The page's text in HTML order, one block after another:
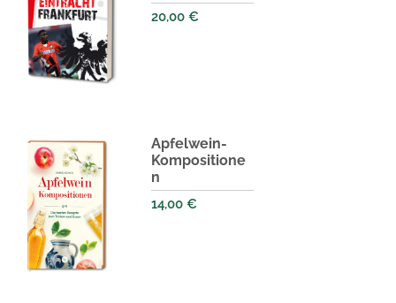
20,00 €
Apfelwein-
Kompositione
n
14,00 €